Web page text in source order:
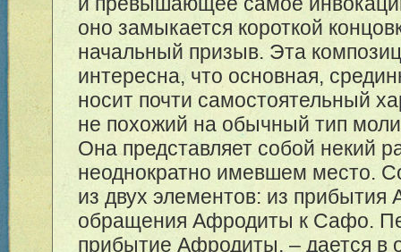
оно замыкается короткой
начальный призыв. Эта
интересна, что основная,
носит почти самостоятельный
не похожий на обычный тип
Она представляет собой некий
неоднократно имевшем место.
из двух элементов: из
обращения Афродиты к Сафо.
прибытие Афродиты, – дается в